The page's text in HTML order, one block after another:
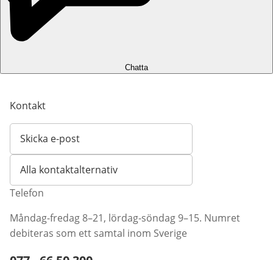
Chatta
Kontakt
Skicka e-post
Öppnar e-postklient
Alla kontaktalternativ
Telefon
Måndag-fredag 8–21, lördag-söndag 9–15. Numret
debiteras som ett samtal inom Sverige